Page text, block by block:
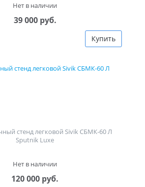
Нет в наличии
39 000 руб.
Купить
стенд легковой Sivik СБМК-60 Л
Sputnik Luxe
Нет в наличии
120 000 руб.